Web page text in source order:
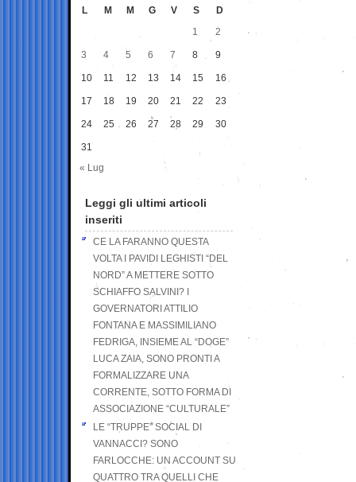
L M M G V S
D
1
2
3 4 5 6 7 8 9
10 11 12 13 14 15 16
17 18 19 20 21 22 23
24 25 26 27 28 29 30
31
« Lug
Leggi gli ultimi articoli
inseriti
CE LA FARANNO QUESTA
VOLTA I PAVIDI LEGHISTI “DEL
NORD” A METTERE SOTTO
SCHIAFFO SALVINI? I
GOVERNATORI ATTILIO
FONTANA E MASSIMILIANO
FEDRIGA, INSIEME AL “DOGE”
LUCA ZAIA, SONO PRONTI A
FORMALIZZARE UNA
CORRENTE, SOTTO FORMA DI
ASSOCIAZIONE “CULTURALE”
LE “TRUPPE” SOCIAL DI
VANNACCI? SONO
FARLOCCHE: UN ACCOUNT SU
QUATTRO TRA QUELLI CHE